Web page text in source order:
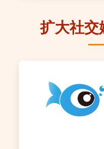
扩大社交